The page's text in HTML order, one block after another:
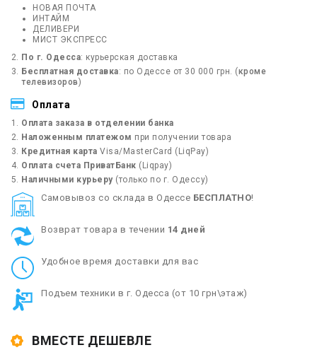
НОВАЯ ПОЧТА
ИНТАЙМ
ДЕЛИВЕРИ
МИСТ ЭКСПРЕСС
По г. Одесса: курьерская доставка
Бесплатная доставка: по Одессе от 30 000 грн. (кроме
телевизоров)
Оплата
Оплата заказа в отделении банка
Наложенным платежом при получении товара
Кредитная карта Visa/MasterCard (LiqPay)
Оплата счета ПриватБанк (Liqpay)
Наличными курьеру(только по г. Одессу)
Cамовывоз со склада в Одессе БЕСПЛАТНО!
Возврат товара в течении 14 дней
Удобное время доставки для вас
Подъем техники в г. Одесса (от 10 грн\этаж)
ВМЕСТЕ ДЕШЕВЛЕ